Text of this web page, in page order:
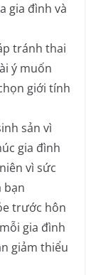
gia đình và
tránh thai
ý muốn
giới tính
sản vì
gia đình
vì sức
bạn
trước hôn
gia đình
giảm thiểu